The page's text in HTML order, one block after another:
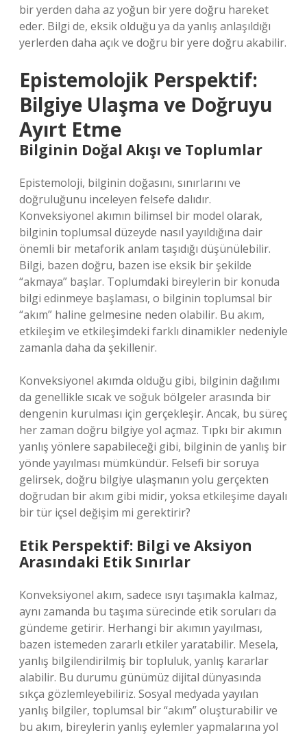
bir yerden daha az yoğun bir yere doğru hareket
eder. Bilgi de, eksik olduğu ya da yanlış anlaşıldığı
yerlerden daha açık ve doğru bir yere doğru akabilir.
Epistemolojik Perspektif:
Bilgiye Ulaşma ve Doğruyu
Ayırt Etme
Bilginin Doğal Akışı ve Toplumlar
Epistemoloji, bilginin doğasını, sınırlarını ve
doğruluğunu inceleyen felsefe dalıdır.
Konveksiyonel akımın bilimsel bir model olarak,
bilginin toplumsal düzeyde nasıl yayıldığına dair
önemli bir metaforik anlam taşıdığı düşünülebilir.
Bilgi, bazen doğru, bazen ise eksik bir şekilde
“akmaya” başlar. Toplumdaki bireylerin bir konuda
bilgi edinmeye başlaması, o bilginin toplumsal bir
“akım” haline gelmesine neden olabilir. Bu akım,
etkileşim ve etkileşimdeki farklı dinamikler nedeniyle
zamanla daha da şekillenir.
Konveksiyonel akımda olduğu gibi, bilginin dağılımı
da genellikle sıcak ve soğuk bölgeler arasında bir
dengenin kurulması için gerçekleşir. Ancak, bu süreç
her zaman doğru bilgiye yol açmaz. Tıpkı bir akımın
yanlış yönlere sapabileceği gibi, bilginin de yanlış bir
yönde yayılması mümkündür. Felsefi bir soruya
gelirsek, doğru bilgiye ulaşmanın yolu gerçekten
doğrudan bir akım gibi midir, yoksa etkileşime dayalı
bir tür içsel değişim mi gerektirir?
Etik Perspektif: Bilgi ve Aksiyon
Arasındaki Etik Sınırlar
Konveksiyonel akım, sadece ısıyı taşımakla kalmaz,
aynı zamanda bu taşıma sürecinde etik soruları da
gündeme getirir. Herhangi bir akımın yayılması,
bazen istemeden zararlı etkiler yaratabilir. Mesela,
yanlış bilgilendirilmiş bir topluluk, yanlış kararlar
alabilir. Bu durumu günümüz dijital dünyasında
sıkça gözlemleyebiliriz. Sosyal medyada yayılan
yanlış bilgiler, toplumsal bir “akım” oluşturabilir ve
bu akım, bireylerin yanlış eylemler yapmalarına yol